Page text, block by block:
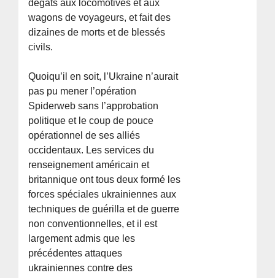
dégâts aux locomotives et aux
wagons de voyageurs, et fait des
dizaines de morts et de blessés
civils.
Quoiqu’il en soit, l’Ukraine n’aurait
pas pu mener l’opération
Spiderweb sans l’approbation
politique et le coup de pouce
opérationnel de ses alliés
occidentaux. Les services du
renseignement américain et
britannique ont tous deux formé les
forces spéciales ukrainiennes aux
techniques de guérilla et de guerre
non conventionnelles, et il est
largement admis que les
précédentes attaques
ukrainiennes contre des